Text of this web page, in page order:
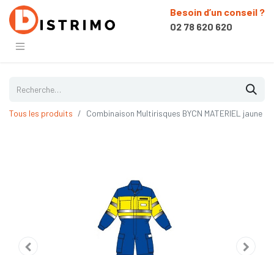
Besoin d’un conseil ?
02 78 620 620
Tous les produits Combinaison Multirisques BYCN MATERIEL jaune